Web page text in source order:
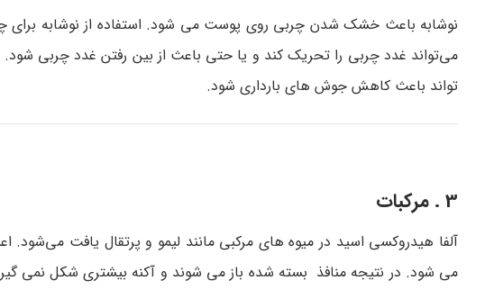
نوشابه باعث خشک شدن چربی روی پوست می شود. استفاده از نوشابه برای
تواند باعث کاهش جوش های بارداری شود.
3 . مرکبات
آلفا هیدروکسی اسید در میوه های مرکبی مانند لیمو و پرتقال یافت
می شود. در نتیجه منافذ بسته شده باز می شوند و آکنه بیشتری شکل نمی